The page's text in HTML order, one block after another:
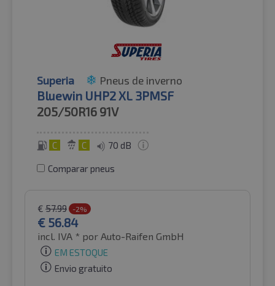
Superia Pneus de inverno
Bluewin UHP2 XL 3PMSF
205/50R16 91V
C C 70 dB
Comparar pneus
€ 57.99 -2%
€ 56.84
incl. IVA * por Auto-Raifen GmbH
EM ESTOQUE
Envio gratuito